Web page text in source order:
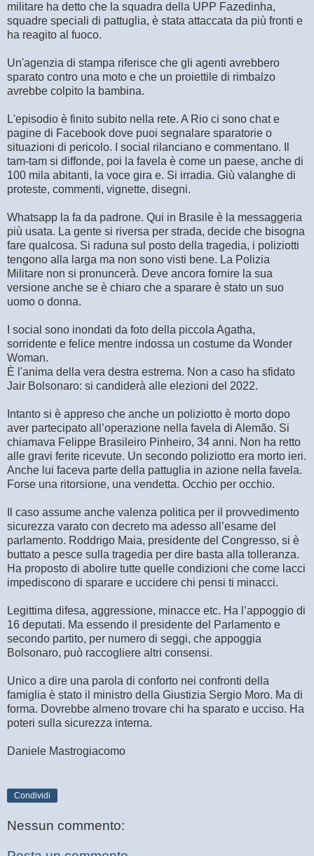
militare ha detto che la squadra della UPP Fazedinha,
squadre speciali di pattuglia, è stata attaccata da più fronti e
ha reagito al fuoco.
Un'agenzia di stampa riferisce che gli agenti avrebbero
sparato contro una moto e che un proiettile di rimbalzo
avrebbe colpito la bambina.
L'episodio è finito subito nella rete. A Rio ci sono chat e
pagine di Facebook dove puoi segnalare sparatorie o
situazioni di pericolo. I social rilanciano e commentano. Il
tam-tam si diffonde, poi la favela è come un paese, anche di
100 mila abitanti, la voce gira e. Si irradia. Giù valanghe di
proteste, commenti, vignette, disegni.
Whatsapp la fa da padrone. Qui in Brasile è la messaggeria
più usata. La gente si riversa per strada, decide che bisogna
fare qualcosa. Si raduna sul posto della tragedia, i poliziotti
tengono alla larga ma non sono visti bene. La Polizia
Militare non si pronuncerà. Deve ancora fornire la sua
versione anche se è chiaro che a sparare è stato un suo
uomo o donna.
I social sono inondati da foto della piccola Agatha,
sorridente e felice mentre indossa un costume da Wonder
Woman.
È l'anima della vera destra estrema. Non a caso ha sfidato
Jair Bolsonaro: si candiderà alle elezioni del 2022.
Intanto si è appreso che anche un poliziotto è morto dopo
aver partecipato all’operazione nella favela di Alemão. Si
chiamava Felippe Brasileiro Pinheiro, 34 anni. Non ha retto
alle gravi ferite ricevute. Un secondo poliziotto era morto ieri.
Anche lui faceva parte della pattuglia in azione nella favela.
Forse una ritorsione, una vendetta. Occhio per occhio.
Il caso assume anche valenza politica per il provvedimento
sicurezza varato con decreto ma adesso all’esame del
parlamento. Roddrigo Maia, presidente del Congresso, si è
buttato a pesce sulla tragedia per dire basta alla tolleranza.
Ha proposto di abolire tutte quelle condizioni che come lacci
impediscono di sparare e uccidere chi pensi ti minacci.
Legittima difesa, aggressione, minacce etc. Ha l’appoggio di
16 deputati. Ma essendo il presidente del Parlamento e
secondo partito, per numero di seggi, che appoggia
Bolsonaro, può raccogliere altri consensi.
Unico a dire una parola di conforto nei confronti della
famiglia è stato il ministro della Giustizia Sergio Moro. Ma di
forma. Dovrebbe almeno trovare chi ha sparato e ucciso. Ha
poteri sulla sicurezza interna.
Daniele Mastrogiacomo
Condividi
Nessun commento: